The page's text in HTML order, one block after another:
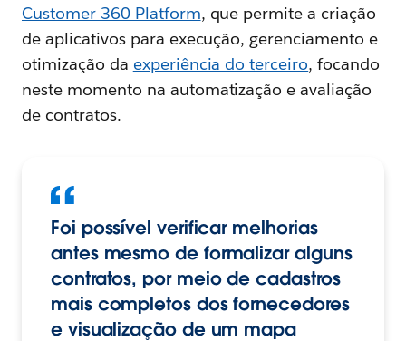
Customer 360 Platform, que permite a criação
de aplicativos para execução, gerenciamento e
otimização da experiência do terceiro, focando
neste momento na automatização e avaliação
de contratos.
Foi possível verificar melhorias
antes mesmo de formalizar alguns
contratos, por meio de cadastros
mais completos dos fornecedores
e visualização de um mapa